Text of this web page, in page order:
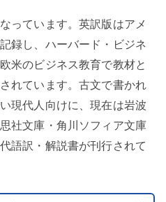
っています。英訳版はアメ
録し、ハーバード・ビジネ
米のビジネス教育で教材と
れています。古文で書かれ
現代人向けに、現在は岩波
社文庫・角川ソフィア文庫
語訳・解説書が刊行されて